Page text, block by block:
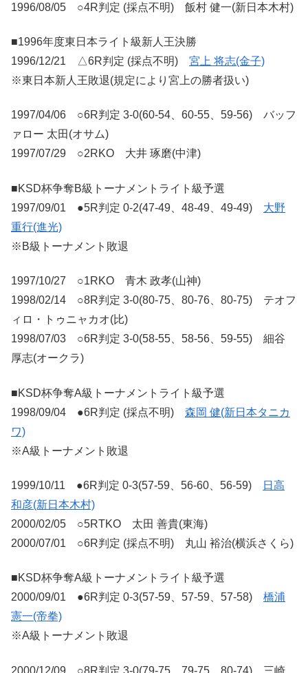
1996/08/05 ○4R判定 (採点不明) 飯村 健一(新日本木村)
■1996年度東日本ライト級新人王決勝
1996/12/21 △6R判定 (採点不明) 宮上 将志(金子)
※東日本新人王敗退(規定により宮上の勝者扱い)
1997/04/06 ○6R判定 3-0(60-54、60-55、59-56) バッフ
ァロー 太田(オサム)
1997/07/29 ○2RKO 大井 琢磨(中津)
■KSD杯争奪B級トーナメントライト級予選
1997/09/01 ●5R判定 0-2(47-49、48-49、49-49) 大野
重行(進光)
※B級トーナメント敗退
1997/10/27 ○1RKO 青木 政孝(山神)
1998/02/14 ○8R判定 3-0(80-75、80-76、80-75) テオフ
ィロ・トゥニャカオ(比)
1998/07/03 ○6R判定 3-0(58-55、58-56、59-55) 細谷
厚志(オークラ)
■KSD杯争奪A級トーナメントライト級予選
1998/09/04 ●6R判定 (採点不明) 森岡 健(新日本タニカ
ワ)
※A級トーナメント敗退
1999/10/11 ●6R判定 0-3(57-59、56-60、56-59)
日高
和彦(新日本木村)
2000/02/05 ○5RTKO 太田 善貴(東海)
2000/07/01 ○6R判定 (採点不明) 丸山 裕治(横浜さくら)
■KSD杯争奪A級トーナメントライト級予選
2000/09/01 ●6R判定 0-3(57-59、57-59、57-58) 橋浦
憲一(帝拳)
※A級トーナメント敗退
2000/12/09 ○8R判定 3-0(79-75、79-75、80-74) 三崎